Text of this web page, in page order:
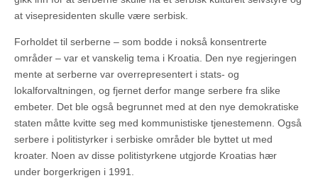
at visepresidenten skulle være serbisk.
Forholdet til serberne – som bodde i nokså konsentrerte
områder – var et vanskelig tema i Kroatia. Den nye regjeringen
mente at serberne var overrepresentert i stats- og
lokalforvaltningen, og fjernet derfor mange serbere fra slike
embeter. Det ble også begrunnet med at den nye demokratiske
staten måtte kvitte seg med kommunistiske tjenestemenn. Også
serbere i politistyrker i serbiske områder ble byttet ut med
kroater. Noen av disse politistyrkene utgjorde Kroatias hær
under borgerkrigen i 1991.